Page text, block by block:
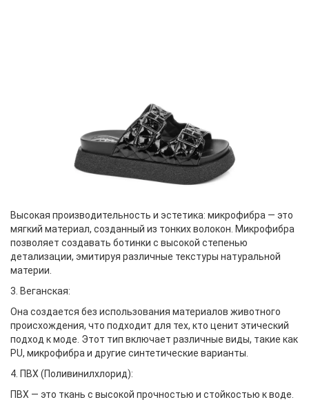
Высокая производительность и эстетика: микрофибра — это
мягкий материал, созданный из тонких волокон. Микрофибра
позволяет создавать ботинки с высокой степенью
детализации, эмитируя различные текстуры натуральной
материи.
3. Веганская:
Она создается без использования материалов животного
происхождения, что подходит для тех, кто ценит этический
подход к моде. Этот тип включает различные виды, такие как
PU, микрофибра и другие синтетические варианты.
4. ПВХ (Поливинилхлорид):
ПВХ — это ткань с высокой прочностью и стойкостью к воде.